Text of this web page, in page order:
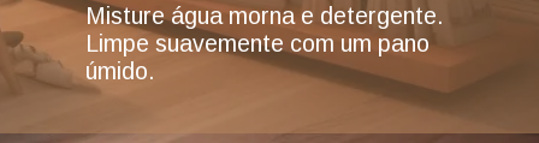
Misture água morna e detergente.
Limpe suavemente com um pano
úmido.